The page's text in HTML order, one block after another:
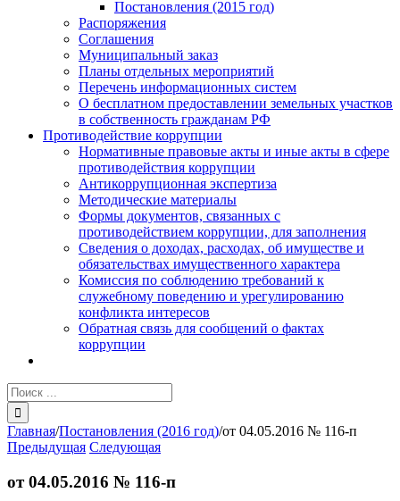
Постановления (2015 год)
Распоряжения
Соглашения
Муниципальный заказ
Планы отдельных мероприятий
Перечень информационных систем
О бесплатном предоставлении земельных участков
в собственность гражданам РФ
Противодействие коррупции
Нормативные правовые акты и иные акты в сфере
противодействия коррупции
Антикоррупционная экспертиза
Методические материалы
Формы документов, связанных с
противодействием коррупции, для заполнения
Сведения о доходах, расходах, об имуществе и
обязательствах имущественного характера
Комиссия по соблюдению требований к
служебному поведению и урегулированию
конфликта интересов
Обратная связь для сообщений о фактах
коррупции
Результат
поиска:
Главная/Постановления (2016 год)/от 04.05.2016 № 116-п
Предыдущая Следующая
от 04.05.2016 № 116-п